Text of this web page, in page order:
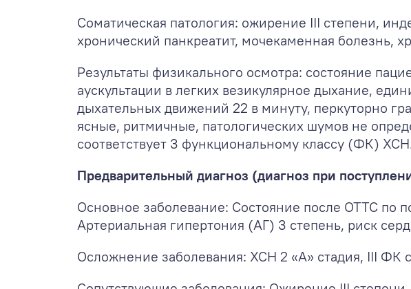
Соматическая патология: ожирение III степени,
хронический панкреатит, мочекаменная болезнь,
Результаты физикального осмотра: состояние
аускультации в легких везикулярное дыхание,
дыхательных движений 22 в минуту, перкуторно
ясные, ритмичные, патологических шумов не
соответствует 3 функциональному классу (ФК)
Предварительный диагноз (диагноз при
Основное заболевание: Состояние после ОТТС по
Артериальная гипертония (АГ) 3 степень, риск
Осложнение заболевания: ХСН 2 «А» стадия, III ФК